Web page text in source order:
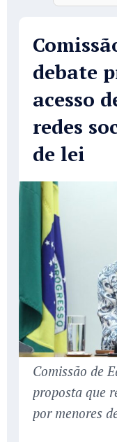
debate
acesso
redes
de lei
Comissão de
proposta que
por menores